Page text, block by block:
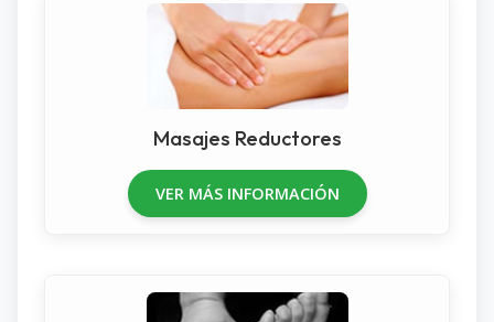
Masajes Reductores
VER MÁS INFORMACIÓN